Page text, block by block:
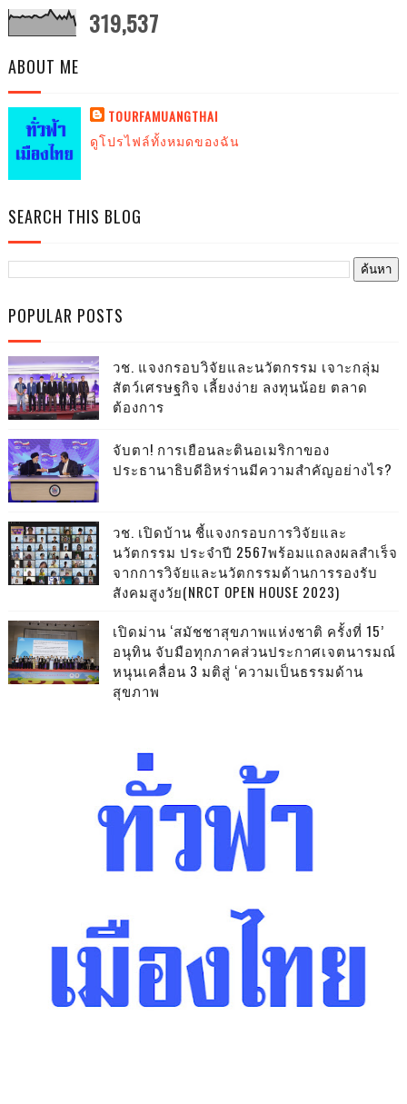
319,537
ABOUT ME
TOURFAMUANGTHAI
ดูโปรไฟล์ทั้งหมดของฉัน
SEARCH THIS BLOG
POPULAR POSTS
วช. แจงกรอบวิจัยและนวัตกรรม เจาะกลุ่ม
สัตว์เศรษฐกิจ เลี้ยงง่าย ลงทุนน้อย ตลาด
ต้องการ
จับตา! การเยือนละตินอเมริกาของ
ประธานาธิบดีอิหร่านมีความสำคัญอย่างไร?
วช. เปิดบ้าน ชี้แจงกรอบการวิจัยและ
นวัตกรรม ประจำปี 2567พร้อมแถลงผลสำเร็จ
จากการวิจัยและนวัตกรรมด้านการรองรับ
สังคมสูงวัย(NRCT OPEN HOUSE 2023)
เปิดม่าน ‘สมัชชาสุขภาพแห่งชาติ ครั้งที่ 15’
อนุทิน จับมือทุกภาคส่วนประกาศเจตนารมณ์
หนุนเคลื่อน 3 มติสู่ ‘ความเป็นธรรมด้าน
สุขภาพ